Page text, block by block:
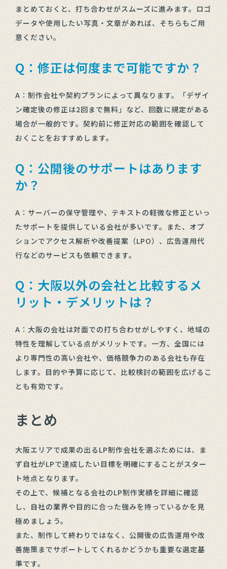
まとめておくと、打ち合わせがスムーズに進みます。ロゴ
データや使用したい写真・文章があれば、そちらもご用
意ください。
Q：修正は何度まで可能ですか？
A：制作会社や契約プランによって異なります。「デザイ
ン確定後の修正は2回まで無料」など、回数に規定がある
場合が一般的です。契約前に修正対応の範囲を確認して
おくことをおすすめします。
Q：公開後のサポートはあります
か？
A：サーバーの保守管理や、テキストの軽微な修正といっ
たサポートを提供している会社が多いです。また、オプ
ションでアクセス解析や改善提案（LPO）、広告運用代
行などのサービスも依頼できます。
Q：大阪以外の会社と比較するメ
リット・デメリットは？
A：大阪の会社は対面での打ち合わせがしやすく、地域の
特性を理解している点がメリットです。一方、全国には
より専門性の高い会社や、価格競争力のある会社も存在
します。目的や予算に応じて、比較検討の範囲を広げるこ
とも有効です。
まとめ
大阪エリアで成果の出るLP制作会社を選ぶためには、ま
ず自社がLPで達成したい目標を明確にすることがスター
ト地点となります。
その上で、候補となる会社のLP制作実績を詳細に確認
し、自社の業界や目的に合った強みを持っているかを見
極めましょう。
また、制作して終わりではなく、公開後の広告運用や改
善施策までサポートしてくれるかどうかも重要な選定基
準です。